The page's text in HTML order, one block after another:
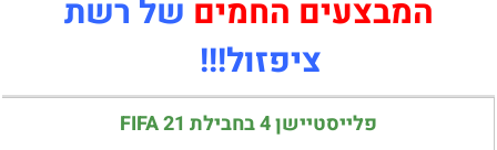
המבצעים החמים של רשת
ציפזול!!!
פלייסטיישן 4 בחבילת FIFA 21